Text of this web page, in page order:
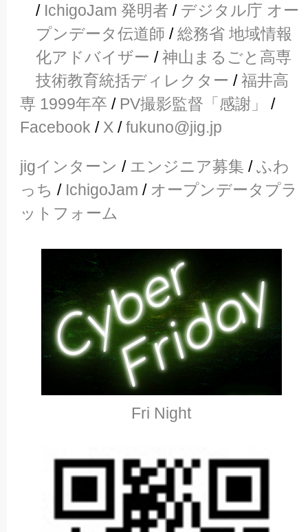
/ IchigoJam 発明者 / デジタル庁 オー
プンデータ伝道師 /総務省 地域情報
化アドバイザー /神山まるごと高専
技術教育統括ディレクター /福井高
専 1999年卒 / PV撮影監督「感謝」
/
Facebook / X /fukuno@jig.jp
jigインターン / エンジニア募集 /ふわ
っち / IchigoJam / オープンデータプラ
ットフォーム
Fri Night